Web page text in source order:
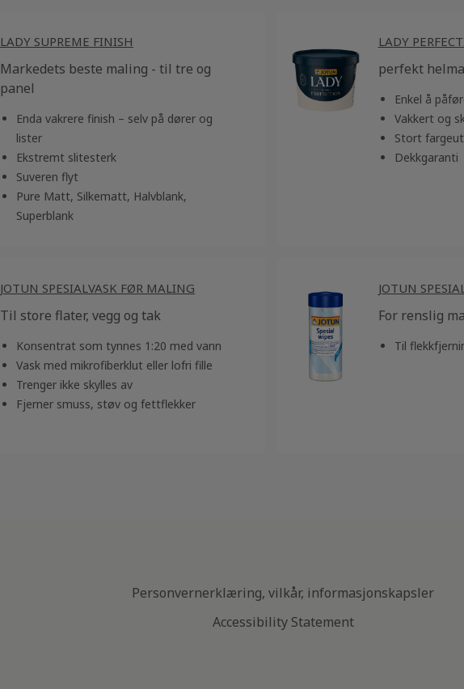
LADY SUPREME FINISH
Markedets beste maling - til tre og
panel
Enda vakrere finish – selv på dører og
lister
Ekstremt slitesterk
Suveren flyt
Pure Matt, Silkematt, Halvblank,
Superblank
LADY
perfekt
Enkel å
Vakkert og
Stort
Dekkgaranti
JOTUN SPESIALVASK FØR MALING
Til store flater, vegg og tak
Konsentrat som tynnes 1:20 med vann
Vask med mikrofiberklut eller lofri fille
Trenger ikke skylles av
Fjerner smuss, støv og fettflekker
JOTUN
For renslig
Til
Personvernerklæring, vilkår, informasjonskapsler
Accessibility Statement